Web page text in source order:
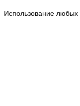
Использование любых